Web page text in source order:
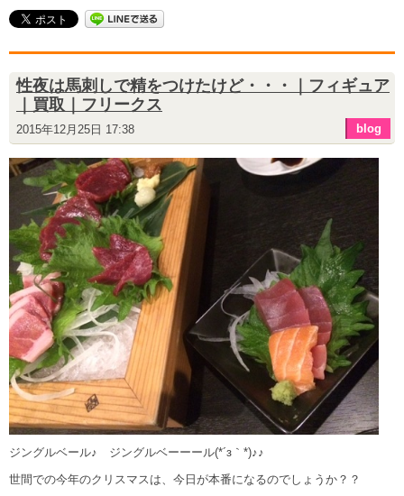
性夜は馬刺しで精をつけたけど・・・｜フィギュア
｜買取｜フリークス
2015年12月25日 17:38 blog
ジングルベール♪ ジングルベーーール(*´з｀*)♪♪
世間での今年のクリスマスは、今日が本番になるのでしょうか？？